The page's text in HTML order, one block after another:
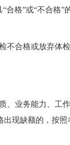
合格”或“不合格”
不合格或放弃体检
、业务能力、工作
出现缺额的，按照